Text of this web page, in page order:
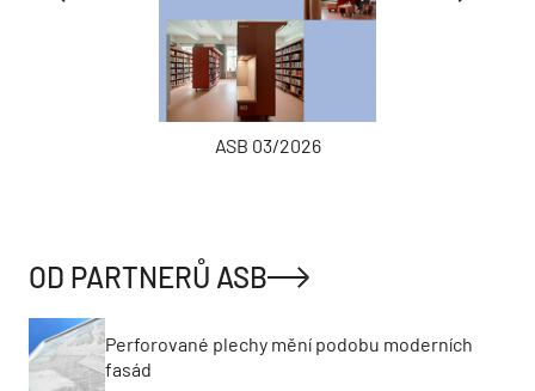
ASB 03/2026
OD PARTNERŮ ASB
Perforované plechy mění podobu moderních
fasád